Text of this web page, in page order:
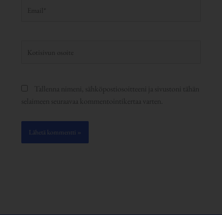
osoite
Tallenna nimeni, sähköpostiosoitteeni ja sivustoni tähän
selaimeen seuraavaa kommentointikertaa varten.